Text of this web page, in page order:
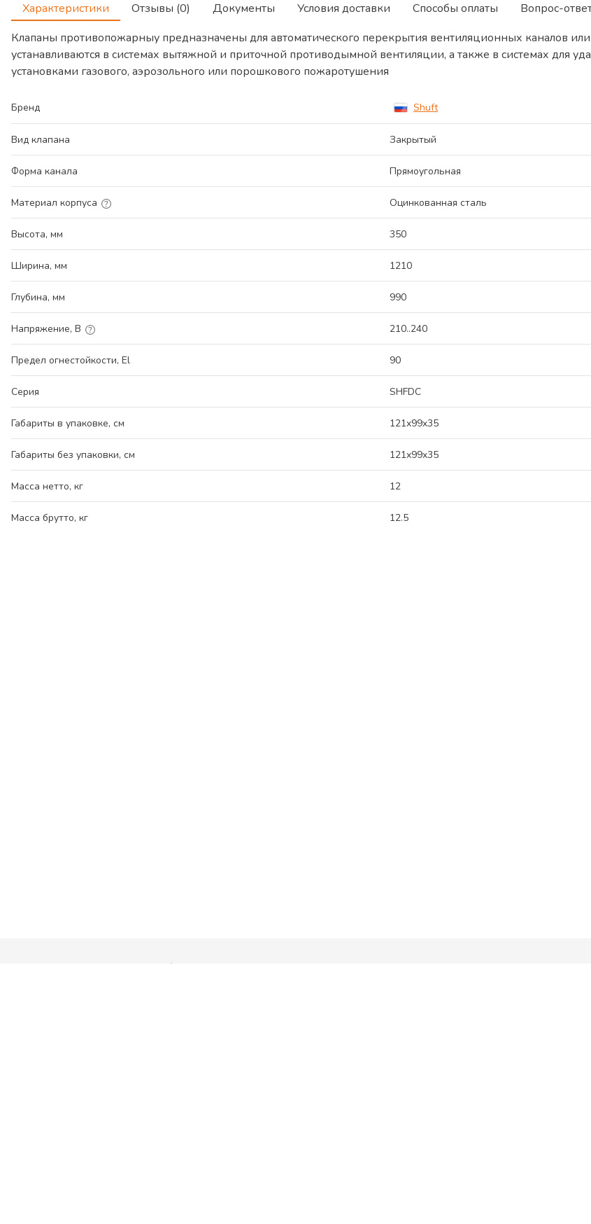
Характеристики Отзывы (0) Документы Условия доставки Способы оплаты
Вопрос-
Клапаны противопожарныу предназначены для автоматического перекрытия вентиляционных каналов
устанавливаются в системах вытяжной и приточной противодымной вентиляции, а также в системах для
установками газового, аэрозольного или порошкового пожаротушения
Бренд Shuft
Вид клапана Закрытый
Форма канала Прямоугольная
Материал корпуса Оцинкованная сталь
Высота, мм 350
Ширина, мм 1210
Глубина, мм 990
Напряжение, В 210..240
Предел огнестойкости, El 90
Серия SHFDC
Габариты в упаковке, см 121x99x35
Габариты без упаковки, см 121x99x35
Масса нетто, кг 12
Масса брутто, кг 12.5
Компания